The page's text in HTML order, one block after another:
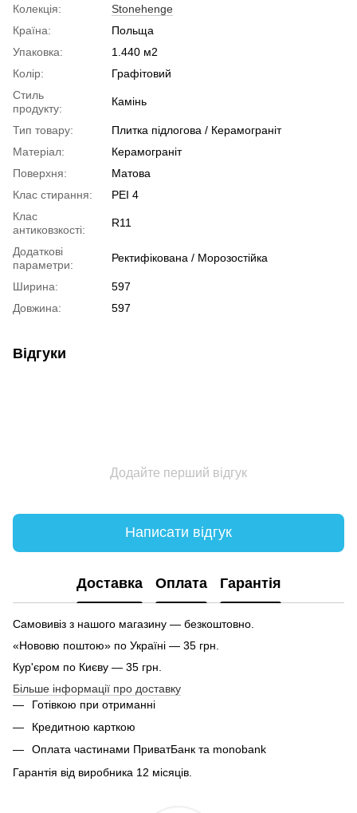
Колекція:
Stonehenge
Країна:
Польща
Упаковка:
1.440 м2
Колір:
Графітовий
Стиль
продукту:
Камінь
Тип товару:
Плитка підлогова / Керамограніт
Матеріал:
Керамограніт
Поверхня:
Матова
Клас стирання:
PEI 4
Клас
антиковзкості:
R11
Додаткові
параметри:
Ректифікована / Морозостійка
Ширина:
597
Довжина:
597
Відгуки
Додайте перший відгук
Написати відгук
Доставка Оплата Гарантія
Самовивіз з нашого магазину — безкоштовно.
«Нововю поштою» по Україні — 35 грн.
Кур'єром по Києву — 35 грн.
Більше інформації про доставку
Готівкою при отриманні
Кредитною карткою
Оплата частинами ПриватБанк та monobank
Гарантія від виробника 12 місяців.